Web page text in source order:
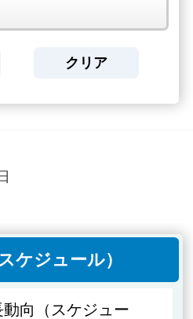
ケジュール）
向（スケジュー